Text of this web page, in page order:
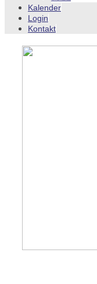
Kalender
Login
Kontakt